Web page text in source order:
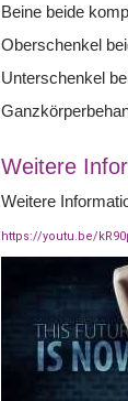
Beine beide
Oberschenkel
Unterschenkel
Weitere
Weitere
https://youtu.be/